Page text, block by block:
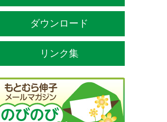
ダウンロード
リンク集